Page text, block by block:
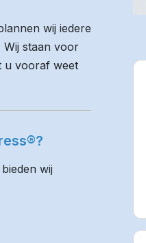
wij iedere
Wij staan voor
u vooraf weet
wij